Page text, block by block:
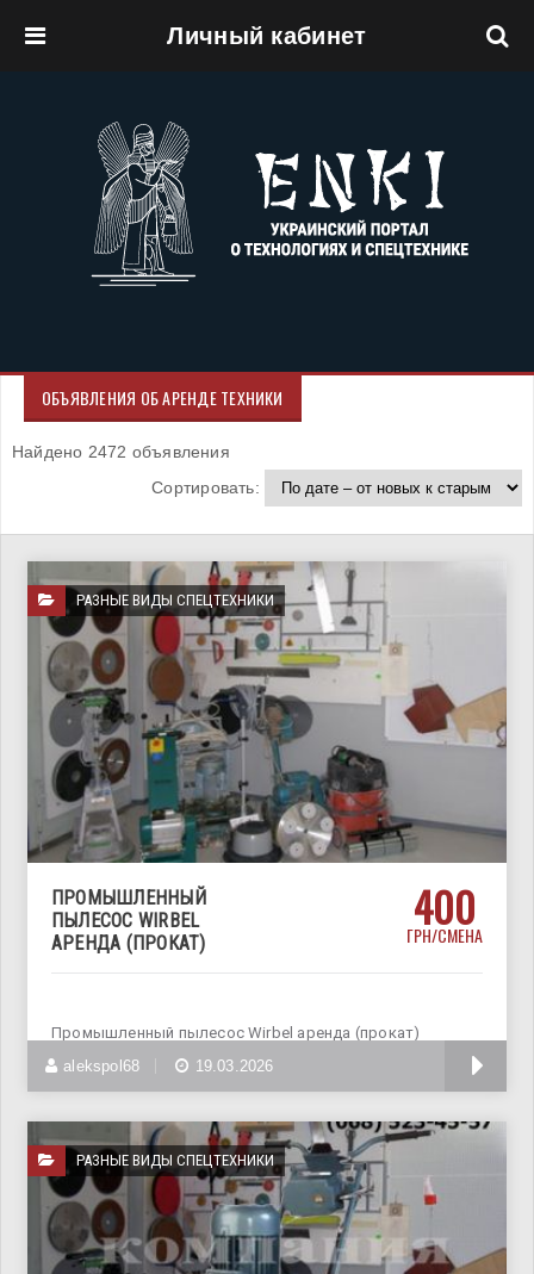
Личный кабинет
ОБЪЯВЛЕНИЯ ОБ АРЕНДЕ ТЕХНИКИ
Найдено 2472 объявления
Сортировать:
РАЗНЫЕ ВИДЫ СПЕЦТЕХНИКИ
ПРОМЫШЛЕННЫЙ
ПЫЛЕСОС WIRBEL
АРЕНДА (ПРОКАТ)
400
ГРН/СМЕНА
Промышленный пылесос Wirbel аренда (прокат)
Промышленные пылесосы Wirbel предназначены для
alekspol68 19.03.2026
РАЗНЫЕ ВИДЫ СПЕЦТЕХНИКИ